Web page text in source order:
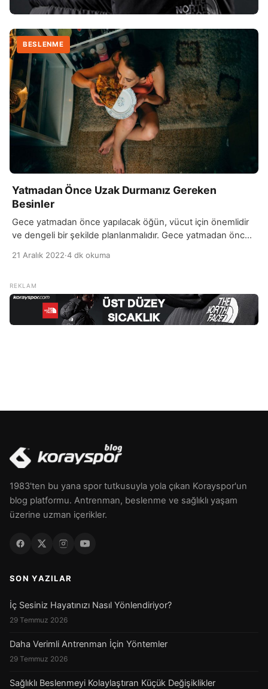
BESLENME
Yatmadan Önce Uzak Durmanız Gereken
Besinler
Gece yatmadan önce yapılacak öğün, vücut için önemlidir
ve dengeli bir şekilde planlanmalıdır. Gece yatmadan önce
tercih edilmelidir, çünkü bu sayede vücut kilo kazanmaz ve
sindirim sistemi rahat çalışır. Gece yatmadan önce
tüketilecek bir […]
21 Aralık 2022·4 dk okuma
1983'ten bu yana spor tutkusuyla yola çıkan Korayspor'un
blog platformu. Antrenman, beslenme ve sağlıklı yaşam
üzerine uzman içerikler.
SON YAZILAR
İç Sesiniz Hayatınızı Nasıl Yönlendiriyor?
29 Temmuz 2026
Daha Verimli Antrenman İçin Yöntemler
29 Temmuz 2026
Sağlıklı Beslenmeyi Kolaylaştıran Küçük Değişiklikler